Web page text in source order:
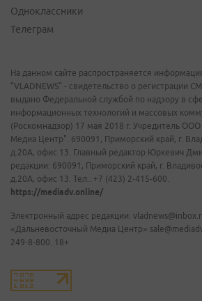
Одноклассники
Телеграм
На данном сайте распространяется
"VLADNEWS" - свидетельство о регистрации
выдано Федеральной службой по надзору в
информационных технологий и массовых
(Роскомнадзор) 17 мая 2018 г. Учредитель
Медиа Центр". 690091, Приморский край, г.
д.20А, офис 13. Главный редактор Юркевич
редакции: 690091, Приморский край, г.
д.20А, офис 13. Тел.: +7 (423) 2-415-600.
https://mediadv.online/
Электронный адрес редакции:
«Дальневосточный Медиа Центр»
249-8-800. 18+